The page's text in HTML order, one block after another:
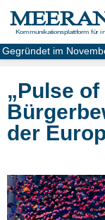
Kommunikationsplattform für
„Pulse of
der